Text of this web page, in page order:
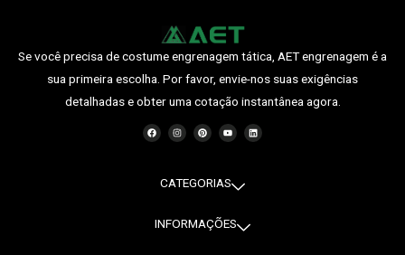
Se você precisa de costume engrenagem tática, AET engrenagem é a
sua primeira escolha. Por favor, envie-nos suas exigências
detalhadas e obter uma cotação instantânea agora.
F
a
c
I
n
s
r
a
P
i
n
e
s
Y
o
u
e
O
L
i
CATEGORIAS
INFORMAÇÕES